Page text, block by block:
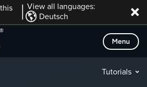
View all languages:
Deutsch
Menu
Tutorials